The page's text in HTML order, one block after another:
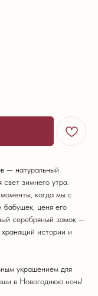
— натуральный
зимнего утра.
когда мы с
бабушек, ценя его
серебряный замок —
истории и
украшением для
в Новогоднюю ночь!